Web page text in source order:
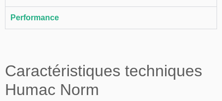
Performance
Caractéristiques techniques
Humac Norm